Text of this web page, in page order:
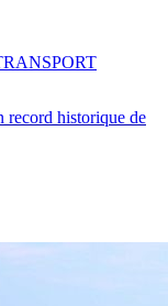
record historique de